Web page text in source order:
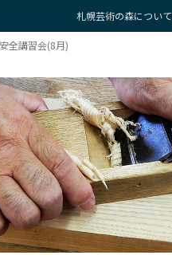
札幌芸術の森について
全講習会(8月)